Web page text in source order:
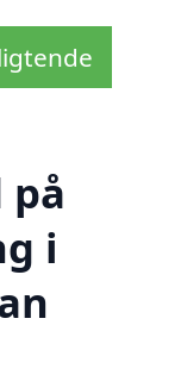
på
i